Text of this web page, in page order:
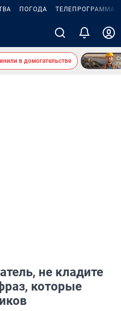
ПОГОДА ТЕЛЕПРОГРАММА
в домогательстве
не кладите
которые